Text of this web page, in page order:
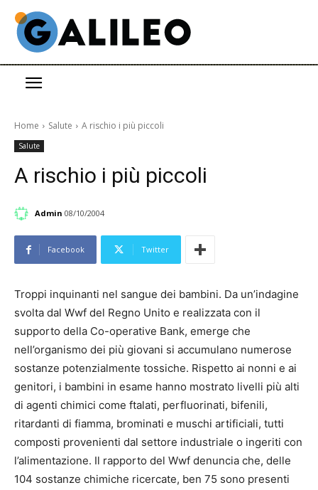
Home Salute A rischio i più piccoli
Salute
A rischio i più piccoli
Admin 08/10/2004
Facebook Twitter
Troppi inquinanti nel sangue dei bambini. Da un’indagine
svolta dal Wwf del Regno Unito e realizzata con il
supporto della Co-operative Bank, emerge che
nell’organismo dei più giovani si accumulano numerose
sostanze potenzialmente tossiche. Rispetto ai nonni e ai
genitori, i bambini in esame hanno mostrato livelli più alti
di agenti chimici come ftalati, perfluorinati, bifenili,
ritardanti di fiamma, brominati e muschi artificiali, tutti
composti provenienti dal settore industriale o ingeriti con
l’alimentazione. Il rapporto del Wwf denuncia che, delle
104 sostanze chimiche ricercate, ben 75 sono presenti